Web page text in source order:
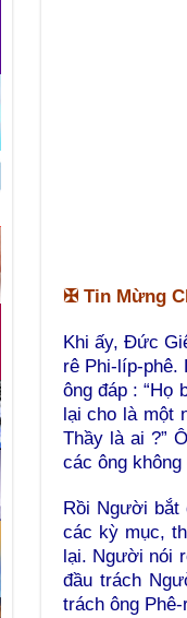
✠ Tin Mừng
Khi ấy, Đức
rê Phi-líp-phê.
ông đáp : “Họ
lại cho là một
Thầy là ai ?”
các ông
Rồi Người bắt
các kỳ mục,
lại. Người nói
đầu trách
trách ông